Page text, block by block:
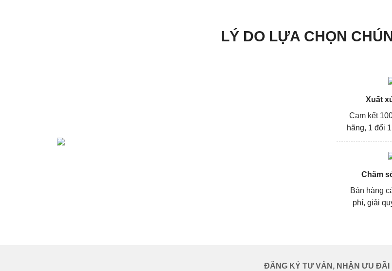
LÝ DO LỰA CHỌN
Xuất
Cam kết
hãng, 1 đổi
Chăm
Bán hàng
phí, giải
ĐĂNG KÝ TƯ VẤN, NHẬN ƯU ĐÃI